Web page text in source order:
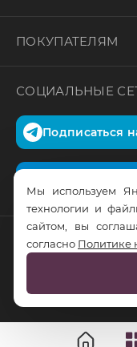
ПОКУПАТЕЛЯМ
СОЦИАЛЬНЫЕ
Подписаться
© RusTrus. 2011-
Мы используем
технологии и
сайтом, вы
согласно Политике